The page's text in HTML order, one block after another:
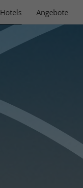
Hotels Angebote